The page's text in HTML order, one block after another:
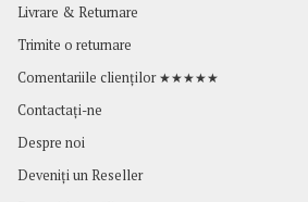
Livrare & Returnare
Trimite o returnare
Comentariile clienților ★★★★★
Contactaţi-ne
Despre noi
Deveniți un Reseller